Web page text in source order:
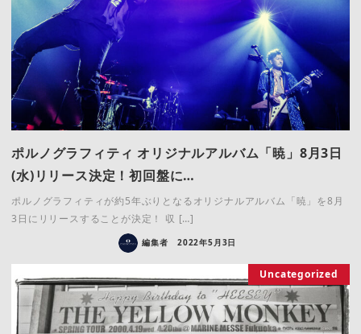
ポルノグラフィティ オリジナルアルバム「暁」8月3日
(水)リリース決定！初回盤に…
ポルノグラフィティが約5年ぶりとなるオリジナルアルバム「暁」を8月
3日にリリースすることが決定！ 収 […]
編集者 2022年5月3日
Uncategorized